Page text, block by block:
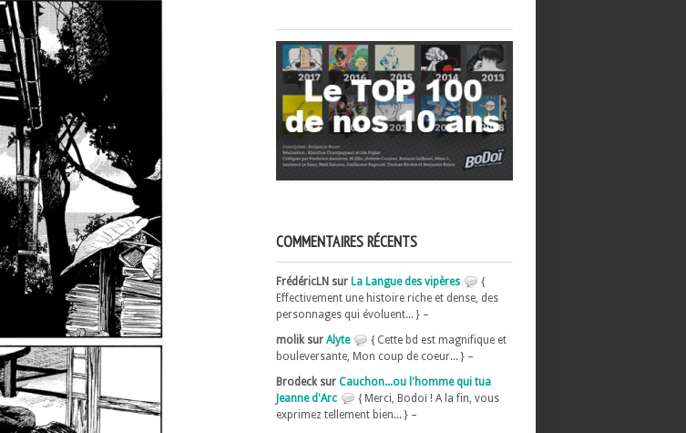
COMMENTAIRES RÉCENTS
FrédéricLN sur La Langue des vipères
{
Effectivement une histoire riche et dense, des
personnages qui évoluent... } –
molik sur Alyte
{ Cette bd est magnifique et
bouleversante, Mon coup de coeur... } –
Brodeck sur Cauchon...ou l'homme qui tua
Jeanne d'Arc
{ Merci, Bodoï ! A la fin, vous
exprimez tellement bien... } –